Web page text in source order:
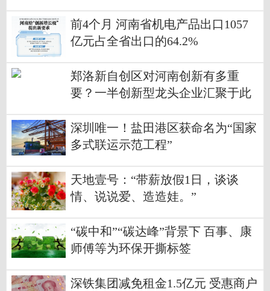
前4个月 河南省机电产品出口1057
亿元占全省出口的64.2%
郑洛新自创区对河南创新有多重
要？一半创新型龙头企业汇聚于此
深圳唯一！盐田港区获命名为“国家
多式联运示范工程”
天地壹号：“带薪放假1日，谈谈
情、说说爱、造造娃。”
“碳中和”“碳达峰”背景下 百事、康
师傅等为环保开撕标签
深铁集团减免租金1.5亿元 受惠商户